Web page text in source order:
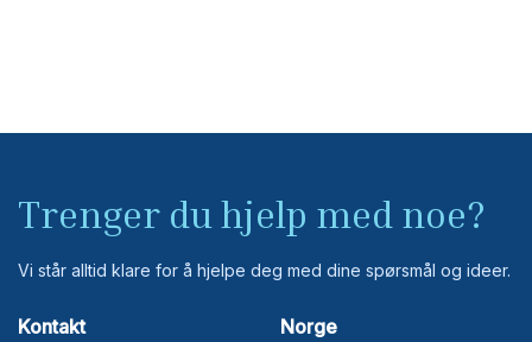
Trenger du hjelp med noe?
Vi står alltid klare for å hjelpe deg med dine spørsmål og ideer.
Kontakt Norge